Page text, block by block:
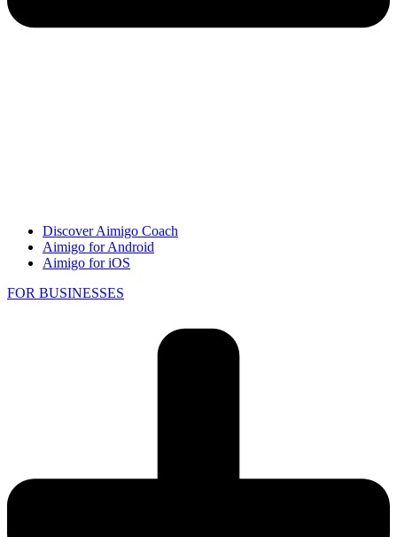
Discover Aimigo Coach
Aimigo for Android
Aimigo for iOS
FOR BUSINESSES